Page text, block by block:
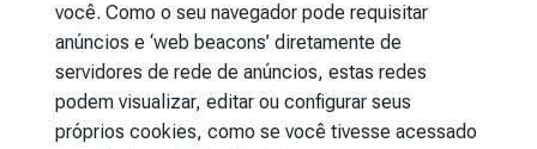
você. Como o seu navegador pode requisitar
anúncios e ‘web beacons’ diretamente de
servidores de rede de anúncios, estas redes
podem visualizar, editar ou configurar seus
próprios cookies, como se você tivesse acessado